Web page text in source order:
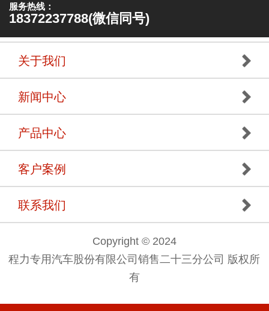
服务热线：
18372237788(微信同号)
关于我们
新闻中心
产品中心
客户案例
联系我们
Copyright © 2024
程力专用汽车股份有限公司销售二十三分公司 版权所
有